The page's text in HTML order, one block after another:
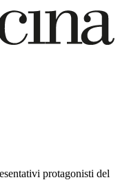
protagonisti del